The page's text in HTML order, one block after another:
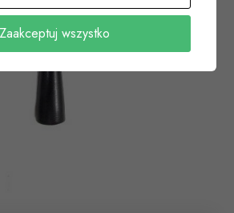
Zaakceptuj wszystko